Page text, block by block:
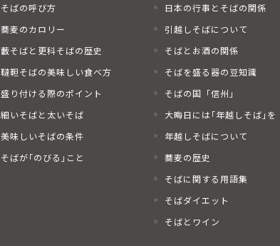
そばの呼び方
蕎麦のカロリー
藪そばと更科そばの歴史
韃靼そばの美味しい食べ方
盛り付ける際のポイント
細いそばと太いそば
美味しいそばの条件
そばが｢のびる｣こと
日本の行事とそばの関係
引越しそばについて
そばとお酒の関係
そばを盛る器の豆知識
そばの国「信州」
大晦日には｢年越しそば｣を
年越しそばについて
蕎麦の歴史
そばに関する用語集
そばダイエット
そばとワイン